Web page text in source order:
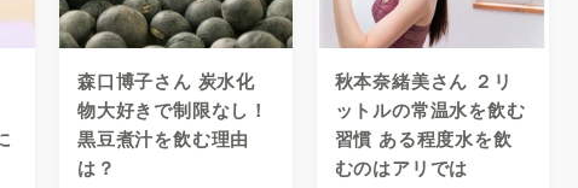
森口博子さん 炭水化
物大好きで制限なし！
黒豆煮汁を飲む理由
は？
秋本奈緒美さん ２リ
ットルの常温水を飲む
習慣 ある程度水を飲
むのはアリでは